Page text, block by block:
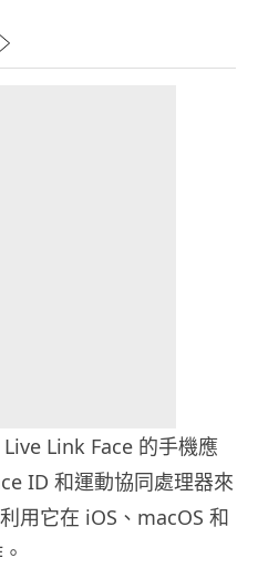
Link Face 的手機應
ID 和運動協同處理器來
用它在 iOS、macOS 和